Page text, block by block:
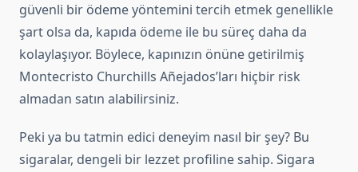
güvenli bir ödeme yöntemini tercih etmek genellikle
şart olsa da, kapıda ödeme ile bu süreç daha da
kolaylaşıyor. Böylece, kapınızın önüne getirilmiş
Montecristo Churchills Añejados’ları hiçbir risk
almadan satın alabilirsiniz.
Peki ya bu tatmin edici deneyim nasıl bir şey? Bu
sigaralar, dengeli bir lezzet profiline sahip. Sigara